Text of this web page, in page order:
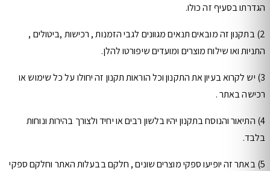
הגדרתו בסעיף זה כולו.
2) בתקנון זה מובאים תנאים מגוונים לגבי הזמנות , רכישות ,ביטולים ,
התניות ואו שילוח מוצרים ומועדים שיפורטו להלן.
3) יש לקרוא בעיון את התקנון וכל הוראות תקנון זה יחולו על כל שימוש או
רכישה באתר .
4) התיאור והנוסח בתקנון יהיו בלשון רבים או יחיד ולצורך בהירות ונוחות
בלבד.
5) באתר זה יופיעו ספקי מוצרים שונים , חלקם בבעלות האתר וחלקם ספקי